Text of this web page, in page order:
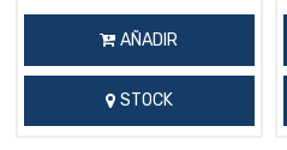
AÑADIR
STOCK